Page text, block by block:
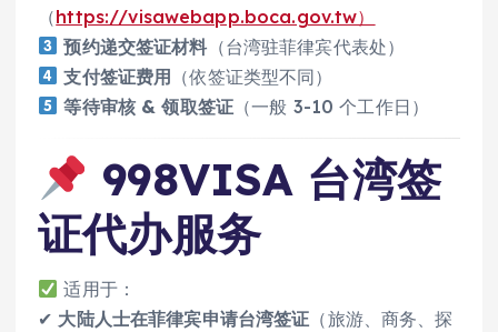
（https://visawebapp.boca.gov.tw）
预约递交签证材料 （台湾驻菲律宾代表处）
支付签证费用 （依签证类型不同）
等待审核 & 领取签证 （一般 3-10 个工作日）
998VISA 台湾签
证代办服务
适用于：
✔ 大陆人士在菲律宾申请台湾签证 （旅游、商务、探